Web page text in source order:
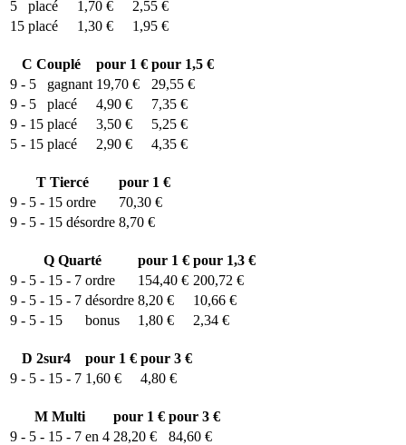
5
placé 1,70 €
2,55 €
15 placé 1,30 € 1,95 €
C Couplé pour 1 € pour 1,5 €
9 - 5
gagnant 19,70 €
29,55 €
9 - 5
placé 4,90 €
7,35 €
9 - 15 placé 3,50 €
5,25 €
5 - 15 placé 2,90 € 4,35 €
T Tiercé
pour 1 €
9 - 5 - 15 ordre
70,30 €
9 - 5 - 15 désordre 8,70 €
QQuarté pour 1 € pour 1,3 €
9 - 5 - 15 - 7 ordre 154,40 € 200,72 €
9 - 5 - 15 - 7 désordre 8,20 €
10,66 €
9 - 5 - 15
bonus 1,80 € 2,34 €
D 2sur4 pour 1 € pour 3 €
9 - 5 - 15 - 7 1,60 € 4,80 €
M Multi pour 1 € pour 3 €
9 - 5 - 15 - 7 en 4 28,20 €
84,60 €